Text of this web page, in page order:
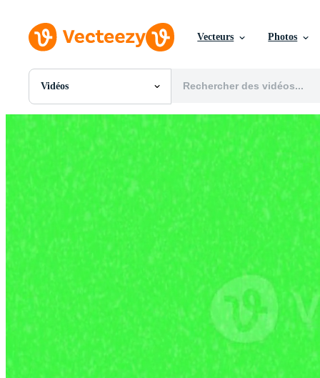
Vecteurs Photos
Vidéos
Toutes Images
Photos
Événements Éditoriaux